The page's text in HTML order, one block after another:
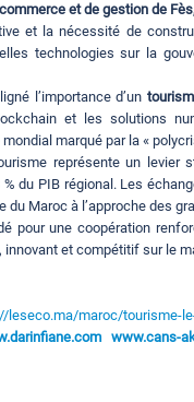
et de gestion de
et la nécessité de
technologies sur la
l’importance d’un
et les solutions
marqué par la «
représente un levier
% du PIB régional. Les
du Maroc à l’approche des
pour une coopération
, innovant et compétitif sur le
leseco.ma/maroc/tourisme-
www.cans-